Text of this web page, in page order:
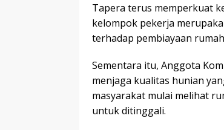
Tapera terus memperkuat
kelompok pekerja
terhadap pembiayaan
Sementara itu, Anggota
menjaga kualitas hunian
masyarakat mulai melihat
untuk ditinggali.